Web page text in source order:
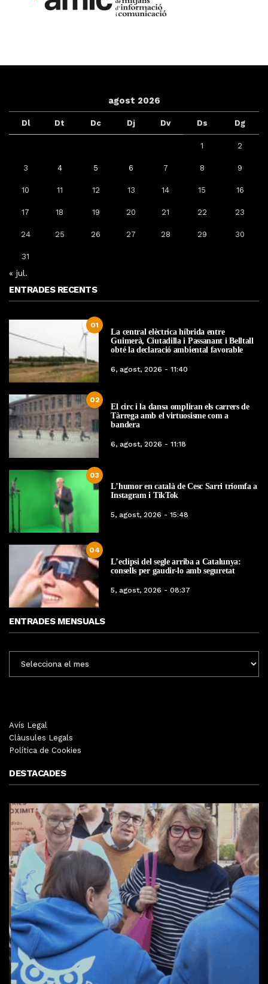
agost 2026
Dl Dt Dc Dj Dv Ds Dg
1 2
3 4 5 6 7 8 9
10 11 12 13 14 15 16
17 18 19 20 21 22 23
24 25 26 27 28 29 30
31
« jul.
ENTRADES RECENTS
01
La central elèctrica híbrida entre
Guimerà, Ciutadilla i Passanant i Belltall
obté la declaració ambiental favorable
6, agost, 2026 - 11:40
02
El circ i la dansa ompliran els carrers de
Tàrrega amb el virtuosisme com a
bandera
6, agost, 2026 - 11:18
03
L’humor en català de Cesc Sarri triomfa a
Instagram i TikTok
5, agost, 2026 - 15:48
04
L’eclipsi del segle arriba a Catalunya:
consells per gaudir-lo amb seguretat
5, agost, 2026 - 08:37
ENTRADES MENSUALS
MENSUALS
Avís Legal
Clàusules Legals
Política de Cookies
DESTACADES